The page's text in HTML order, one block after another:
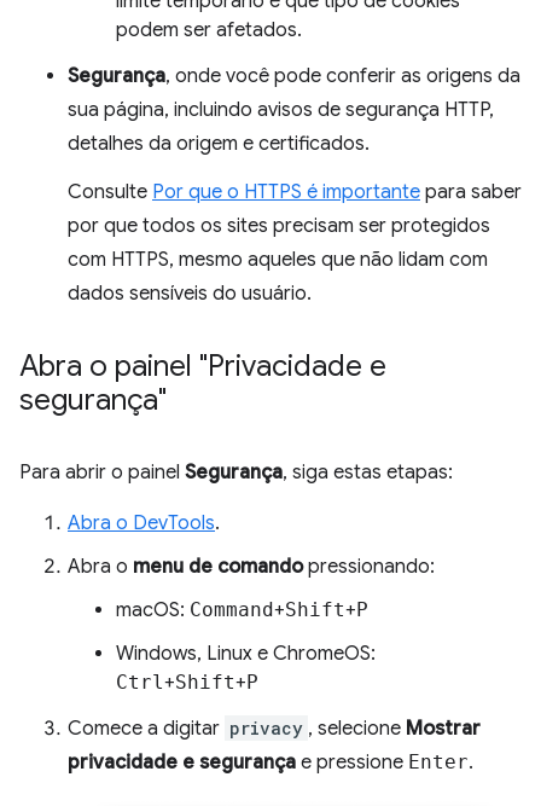
podem ser afetados.
Segurança, onde você pode conferir as origens da
sua página, incluindo avisos de segurança HTTP,
detalhes da origem e certificados.
Consulte Por que o HTTPS é importante para saber
por que todos os sites precisam ser protegidos
com HTTPS, mesmo aqueles que não lidam com
dados sensíveis do usuário.
Abra o painel "Privacidade e
segurança"
Para abrir o painel Segurança, siga estas etapas:
Abra o DevTools.
Abra o menu de comandopressionando:
macOS: Command+Shift+P
Windows, Linux e ChromeOS:
Ctrl+Shift+P
Comece a digitar privacy , selecione Mostrar
privacidade e segurança e pressione Enter.